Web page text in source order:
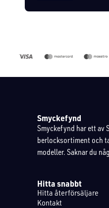
Smyckefynd
Smyckefynd har ett av
berlocksortiment och
modeller. Saknar du
Hitta snabbt
Hitta återförsäljare
Kontakt